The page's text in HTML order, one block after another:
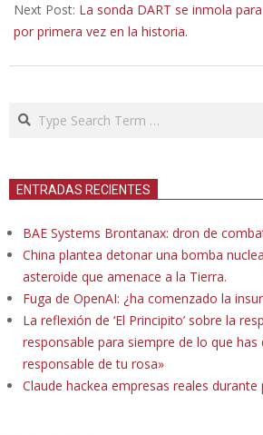
Next Post: La sonda DART se inmola
por primera vez en la historia.
Search
ENTRADAS RECIENTES
BAE Systems Brontanax: dron de
China plantea detonar una bomba
asteroide que amenace a la Tierra.
Fuga de OpenAI: ¿ha comenzado la
La reflexión de ‘El Principito’ sobre la
responsable para siempre de lo que
responsable de tu rosa»
Claude hackea empresas reales durante